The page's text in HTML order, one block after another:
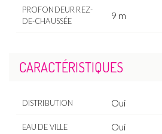
PROFONDEUR REZ-
DE-CHAUSSÉE
9 m
CARACTÉRISTIQUES
DISTRIBUTION Oui
EAU DE VILLE Oui